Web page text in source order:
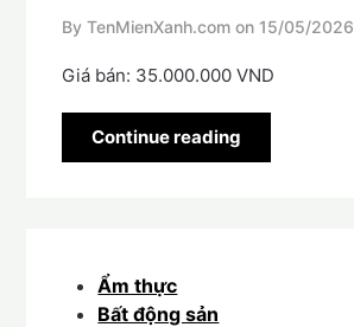
By TenMienXanh.com on 15/05/2026
Giá bán: 35.000.000 VND
Continue reading
Ẩm thực
Bất động sản